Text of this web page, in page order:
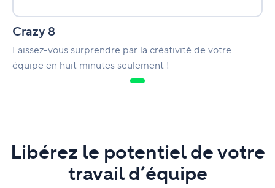
Crazy 8
Laissez-vous surprendre par la créativité de votre
équipe en huit minutes seulement !
Libérez le potentiel de votre
travail d’équipe